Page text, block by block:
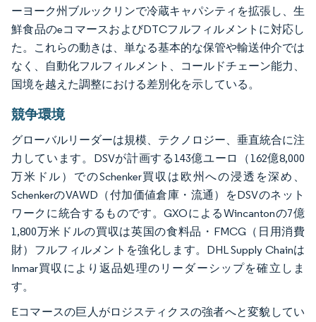
ーヨーク州ブルックリンで冷蔵キャパシティを拡張し、生
鮮食品のeコマースおよびDTCフルフィルメントに対応し
た。これらの動きは、単なる基本的な保管や輸送仲介では
なく、自動化フルフィルメント、コールドチェーン能力、
国境を越えた調整における差別化を示している。
競争環境
グローバルリーダーは規模、テクノロジー、垂直統合に注
力しています。DSVが計画する143億ユーロ（162億8,000
万米ドル）でのSchenker買収は欧州への浸透を深め、
SchenkerのVAWD（付加価値倉庫・流通）をDSVのネット
ワークに統合するものです。GXOによるWincantonの7億
1,800万米ドルの買収は英国の食料品・FMCG（日用消費
財）フルフィルメントを強化します。DHL Supply Chainは
Inmar買収により返品処理のリーダーシップを確立しま
す。
Eコマースの巨人がロジスティクスの強者へと変貌してい